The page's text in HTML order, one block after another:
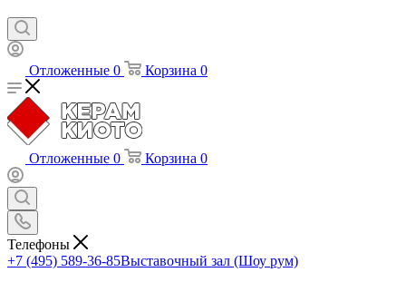
Отложенные 0 Корзина 0
Отложенные 0 Корзина 0
Телефоны
+7 (495) 589-36-85Выставочный зал (Шоу рум)